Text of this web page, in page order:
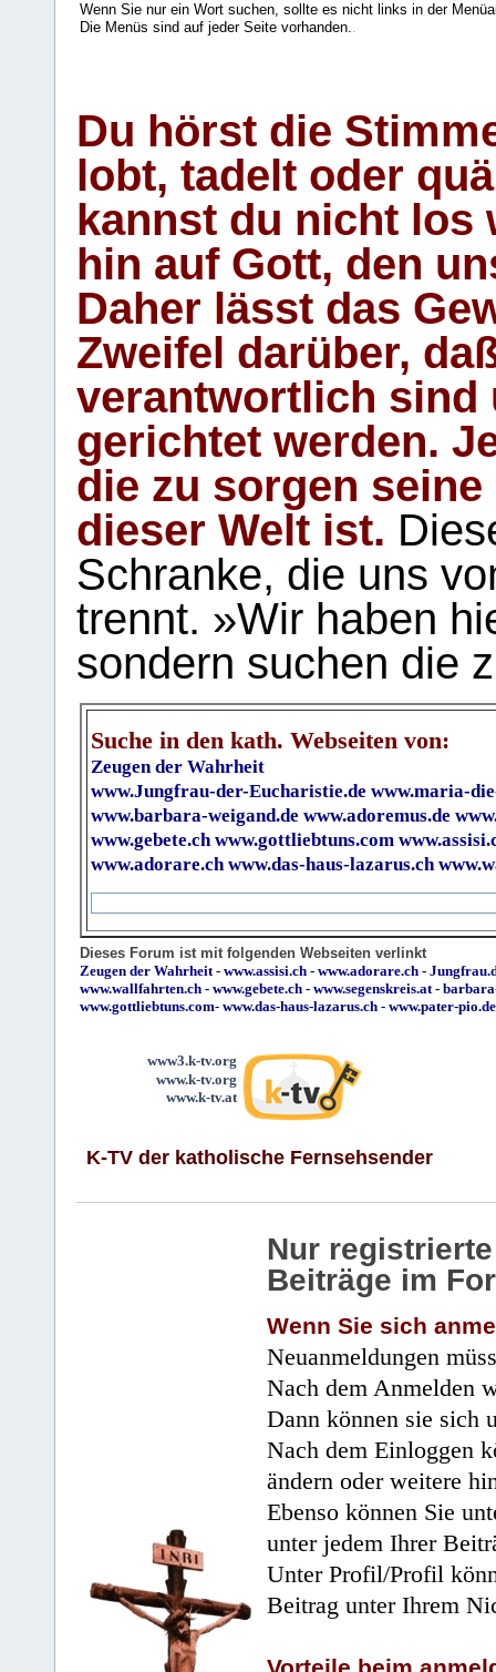
Wenn Sie nur ein Wort suchen, sollte es nicht links in der
Die Menüs sind auf jeder Seite vorhanden..
Du hörst die
lobt, tadelt oder
kannst du nicht los
hin auf Gott, den
Daher lässt das
Zweifel darüber,
verantwortlich sind
gerichtet werden.
die zu sorgen
dieser Welt ist.
Schranke, die uns
trennt. »Wir haben
sondern suchen die
Suche in den kath. Webseiten von:
Zeugen der Wahrheit
www.Jungfrau-der-Eucharistie.de www.maria-
www.barbara-weigand.de www.adoremus.de
www.gebete.ch www.gottliebtuns.com
www.adorare.ch www.das-haus-lazarus.ch
Dieses Forum ist mit folgenden Webseiten verlinkt
Zeugen der Wahrheit- www.assisi.ch - www.adorare.ch -
www.wallfahrten.ch - www.gebete.ch - www.segenskreis.at-
www.gottliebtuns.com- www.das-haus-lazarus.ch - www.pater-pio.de
www3.k-tv.org
www.k-tv.org
www.k-tv.at
K-TV der katholische Fernsehsender
Nur
Beiträge im
Wenn Sie sich
Neuanmeldungen
Nach dem Anmelden
Dann können sie sich
Nach dem Einloggen
ändern oder weitere
Ebenso können Sie
unter jedem Ihrer
Unter Profil/Profil
Beitrag unter Ihrem